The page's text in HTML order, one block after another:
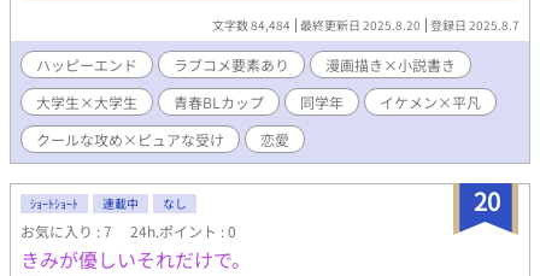
てしまう。10日で書いてこなければ、スマホを川に沈めると言わ
れ、僕は条件を飲んで生まれて初めてBL小説を書いた。でも、よ
うやく書いた3万字の小説は却下され、何度も書き直す羽目になり
──。 ◇ネットで人気の漫画描き八神海斗(18)×サークルでひっ
そり小説を書く阿久津晴(18)。 ◇創作を通して変わっていく大学
生ふたりの青春ラブストーリーです。 ◇「第1回青春×BL小説カ
ップ」参加作品です。 お気に入り登録、❤、エールなどありがと
文字数 84,484 最終更新日 2025.8.20 登録日 2025.8.7
ハッピーエンド ラブコメ要素あり
漫画描き×小説書き
大学生×大学生
青春BLカップ​ 同学年
イケメン×平凡
クールな攻め×ピュアな受け
恋愛
20
ｼｮｰﾄｼｮｰﾄ 連載中 なし
お気に入り : 7 24h.ポイント : 0
きみが優しいそれだけで。